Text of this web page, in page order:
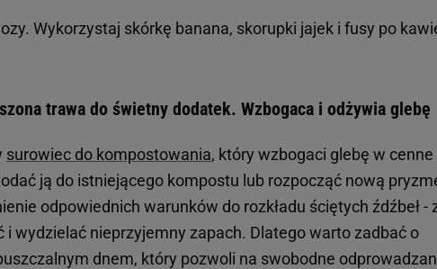
Wykorzystaj skórkę banana, skorupki jajek i fusy po
trawa do świetny dodatek. Wzbogaca i odżywia glebę
surowiec do kompostowania, który wzbogaci glebę w cenne
ją do istniejącego kompostu lub rozpocząć nową
odpowiednich warunków do rozkładu ściętych źdźbeł -
i wydzielać nieprzyjemny zapach. Dlatego warto zadbać o
dnem, który pozwoli na swobodne